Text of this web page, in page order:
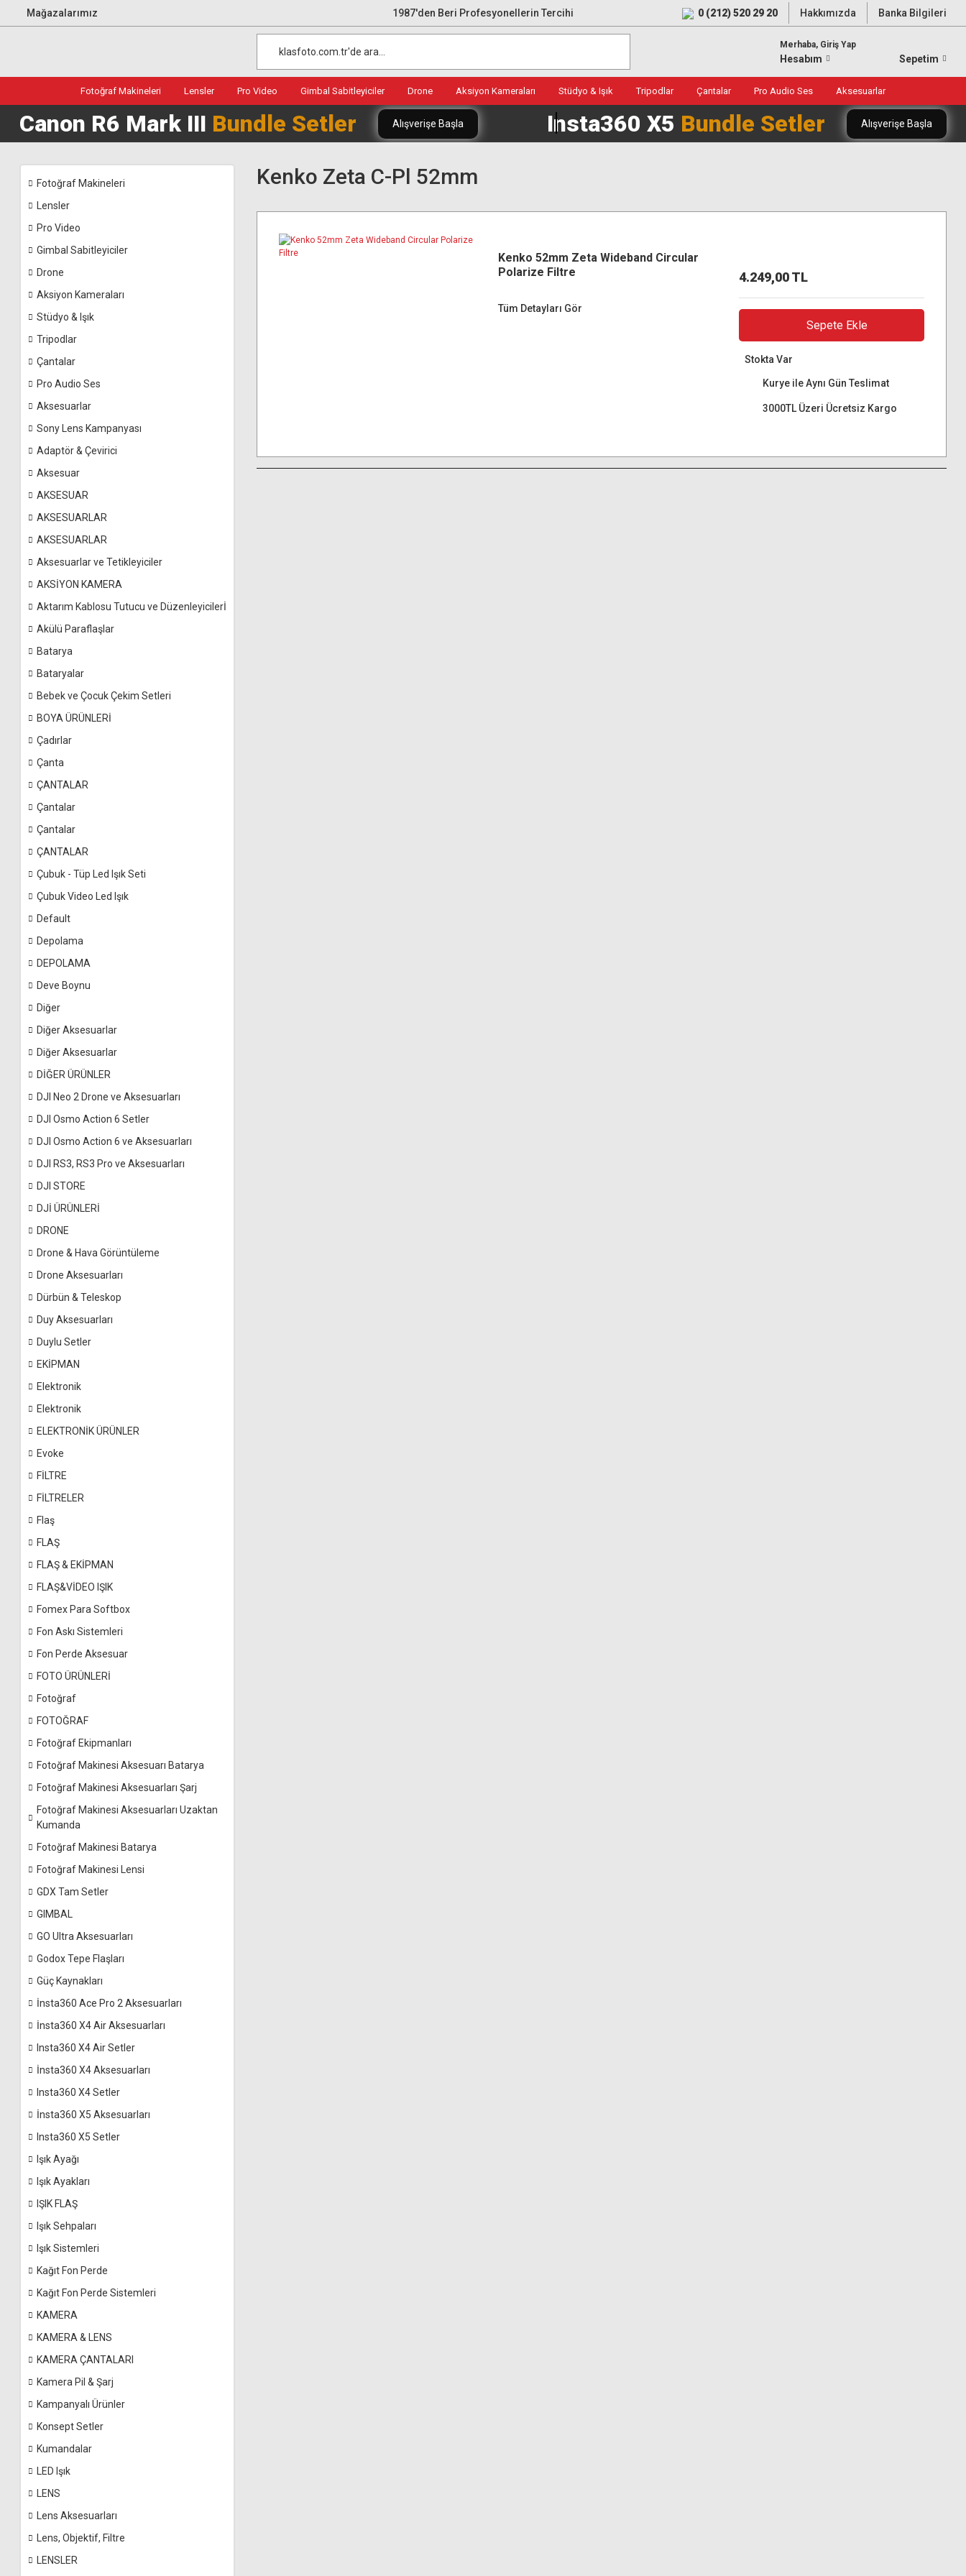
Mağazalarımız 1987'den Beri Profesyonellerin Tercihi 0 (212) 520 29 20 Hakkımızda Banka Bilgileri
Merhaba, Giriş Yap
Hesabım Sepetim
Fotoğraf Makineleri Lensler Pro Video Gimbal Sabitleyiciler Drone Aksiyon Kameraları Stüdyo & Işık Tripodlar Çantalar Pro Audio Ses Aksesuarlar
Canon R6 Mark III Bundle Setler Alışverişe Başla Insta360 X5 Bundle Setler Alışverişe Başla
Fotoğraf Makineleri
Lensler
Pro Video
Gimbal Sabitleyiciler
Drone
Aksiyon Kameraları
Stüdyo & Işık
Tripodlar
Çantalar
Pro Audio Ses
Aksesuarlar
Sony Lens Kampanyası
Adaptör & Çevirici
Aksesuar
AKSESUAR
AKSESUARLAR
AKSESUARLAR
Aksesuarlar ve Tetikleyiciler
AKSİYON KAMERA
Aktarım Kablosu Tutucu ve Düzenleyicilerİ
Akülü Paraflaşlar
Batarya
Bataryalar
Bebek ve Çocuk Çekim Setleri
BOYA ÜRÜNLERİ
Çadırlar
Çanta
ÇANTALAR
Çantalar
Çantalar
ÇANTALAR
Çubuk - Tüp Led Işık Seti
Çubuk Video Led Işık
Default
Depolama
DEPOLAMA
Deve Boynu
Diğer
Diğer Aksesuarlar
Diğer Aksesuarlar
DİĞER ÜRÜNLER
DJI Neo 2 Drone ve Aksesuarları
DJI Osmo Action 6 Setler
DJI Osmo Action 6 ve Aksesuarları
DJI RS3, RS3 Pro ve Aksesuarları
DJI STORE
DJİ ÜRÜNLERİ
DRONE
Drone & Hava Görüntüleme
Drone Aksesuarları
Dürbün & Teleskop
Duy Aksesuarları
Duylu Setler
EKİPMAN
Elektronik
Elektronik
ELEKTRONİK ÜRÜNLER
Evoke
FİLTRE
FİLTRELER
Flaş
FLAŞ
FLAŞ & EKİPMAN
FLAŞ&VİDEO IŞIK
Fomex Para Softbox
Fon Askı Sistemleri
Fon Perde Aksesuar
FOTO ÜRÜNLERİ
Fotoğraf
FOTOĞRAF
Fotoğraf Ekipmanları
Fotoğraf Makinesi Aksesuarı Batarya
Fotoğraf Makinesi Aksesuarları Şarj
Fotoğraf Makinesi Aksesuarları Uzaktan
Kumanda
Fotoğraf Makinesi Batarya
Fotoğraf Makinesi Lensi
GDX Tam Setler
GIMBAL
GO Ultra Aksesuarları
Godox Tepe Flaşları
Güç Kaynakları
İnsta360 Ace Pro 2 Aksesuarları
İnsta360 X4 Air Aksesuarları
Insta360 X4 Air Setler
İnsta360 X4 Aksesuarları
Insta360 X4 Setler
İnsta360 X5 Aksesuarları
Insta360 X5 Setler
Işık Ayağı
Işık Ayakları
IŞIK FLAŞ
Işık Sehpaları
Işık Sistemleri
Kağıt Fon Perde
Kağıt Fon Perde Sistemleri
KAMERA
KAMERA & LENS
KAMERA ÇANTALARI
Kamera Pil & Şarj
Kampanyalı Ürünler
Konsept Setler
Kumandalar
LED Işık
LENS
Lens Aksesuarları
Lens, Objektif, Filtre
LENSLER
Kenko Zeta C-Pl 52mm
Kenko 52mm Zeta Wideband Circular
Polarize Filtre
Tüm Detayları Gör
4.249,00 TL
Sepete Ekle
Stokta Var
Kurye ile Aynı Gün Teslimat
3000TL Üzeri Ücretsiz Kargo